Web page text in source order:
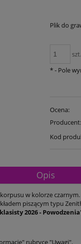
Plik do
szt.
*- Pole
Ocena:
Producent:
Kod
Opis
w kolorze czarnym.
piszącym typu
2026 -
rubryce "Uwagi".